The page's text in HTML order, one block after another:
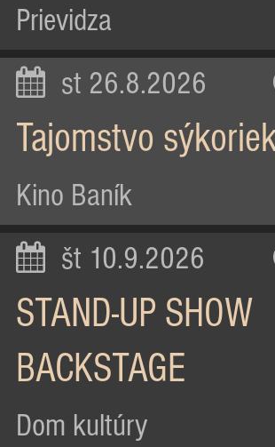
Prievidza
st 26.8.2026
Tajomstvo
Kino Baník
št 10.9.2026
STAND-UP SHOW
BACKSTAGE
Dom kultúry